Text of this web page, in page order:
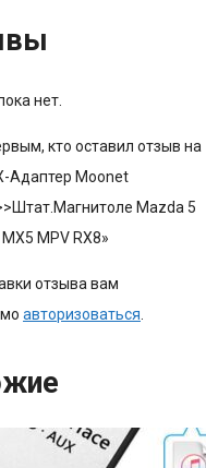
нет.
кто оставил отзыв на
Адаптер Moonet
Mazda 5
MPV RX8»
отзыва вам
авторизоваться